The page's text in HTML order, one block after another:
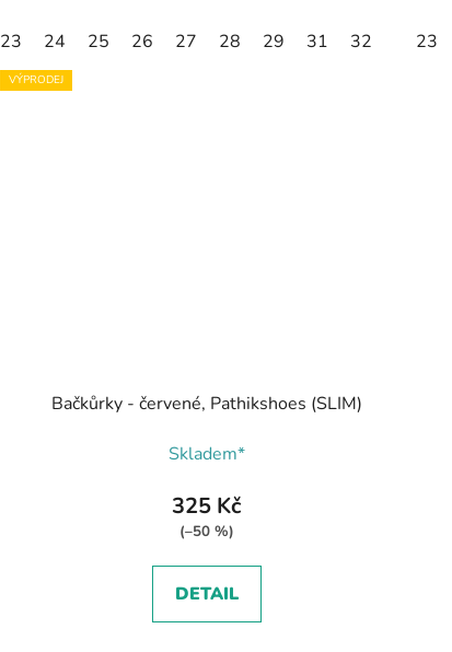
23 24 25 26 27 28 29 31 32 23
VÝPRODEJ
Bačkůrky - červené, Pathikshoes (SLIM)
Skladem*
325 Kč
(–50 %)
DETAIL